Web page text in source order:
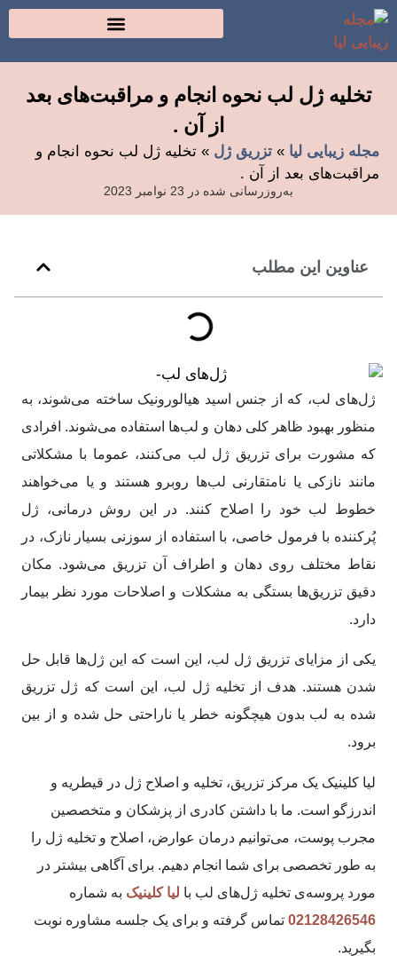
تخلیه ژل لب نحوه انجام و مراقبت‌های بعد
از آن .
مجله زیبایی لیا » تزریق ژل » تخلیه ژل لب نحوه انجام و
مراقبت‌های بعد از آن .
به‌روزرسانی شده در 23 نوامبر 2023
عناوین این مطلب
ژل‌های لب، که از جنس اسید هیالورونیک ساخته می‌شوند، به
منظور بهبود ظاهر کلی دهان و لب‌ها استفاده می‌شوند. افرادی
که مشورت برای تزریق ژل لب می‌کنند، عموما با مشکلاتی
مانند نازکی یا نامتقارنی لب‌ها روبرو هستند و یا می‌خواهند
خطوط لب خود را اصلاح کنند. در این روش درمانی، ژل
پُرکننده با فرمول خاصی، با استفاده از سوزنی بسیار نازک، در
نقاط مختلف روی دهان و اطراف آن تزریق می‌شود. مکان
دقیق تزریق‌ها بستگی به مشکلات و اصلاحات مورد نظر بیمار
دارد.
یکی از مزایای تزریق ژل لب، این است که این ژل‌ها قابل حل
شدن هستند. هدف از تخلیه ژل لب، این است که ژل تزریق
شده به لب بدون هیچگونه خطر یا ناراحتی حل شده و از بین
برود.
لیا کلینیک یک مرکز تزریق، تخلیه و اصلاح ژل در قیطریه و
اندرزگو است. ما با داشتن کادری از پزشکان و متخصصین
مجرب پوست، می‌توانیم درمان عوارض، اصلاح و تخلیه ژل را
به طور تخصصی برای شما انجام دهیم. برای آگاهی بیشتر در
مورد پروسه‌ی تخلیه ژل‌های لب با لیا کلینیک به شماره
02128426546 تماس گرفته و برای یک جلسه مشاوره نوبت
بگیرید.